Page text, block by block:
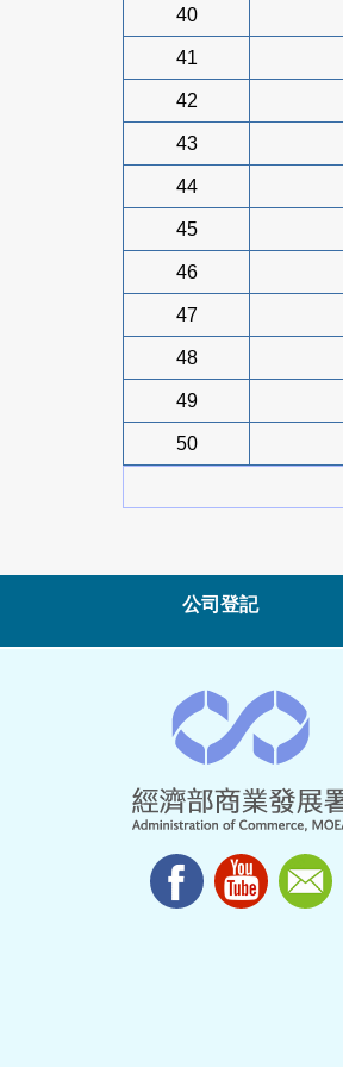
40
41
42
43
44
45
46
47
48
49
50
公司登記